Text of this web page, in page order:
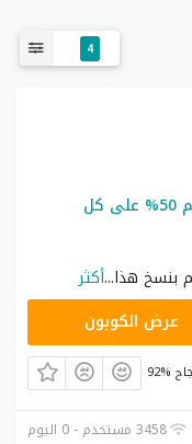
4
أحدث كود خصم ماماز اند باباز 2026 خصم 50% على كل
...أكثر
عرض الكوبون
3458 مستخدم - 0 اليوم